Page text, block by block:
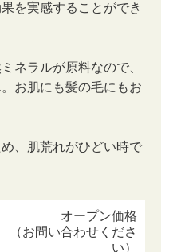
を実感することができ
ネラルが原料なので、
お肌にも髪の毛にもお
、肌荒れがひどい時で
オープン価格
（お問い合わせくださ
い）